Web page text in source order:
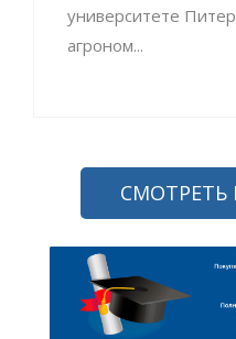
университете
агроном...
СМОТРЕТЬ